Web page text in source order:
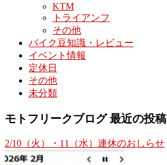
KTM
トライアンフ
その他
バイク豆知識・レビュー
イベント情報
定休日
その他
未分類
モトフリークブログ 最近の投稿
2/10（火）・11（水）連休のおしらせ